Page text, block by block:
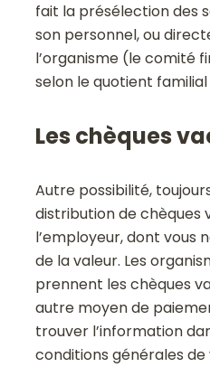
fait la présélection des
son personnel, ou
l’organisme (le comité
selon le quotient
Les chèques
Autre possibilité,
distribution de chèques
l’employeur, dont vous
de la valeur. Les
prennent les chèques
autre moyen de
trouver l’information
conditions générales de